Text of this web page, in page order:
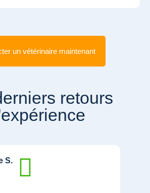
un vétérinaire maintenant
retours
S.